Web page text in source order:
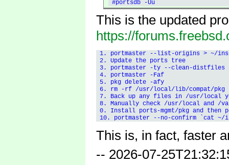
This is the updated
https://
1. portmaster --list-origins > ~/
2. Update the ports tree
3. portmaster -ty --clean-distfiles
4. portmaster -Faf
5. pkg delete -afy
6. rm -rf /usr/local/lib/compat/pkg
7. Back up any files in /usr/local
8. Manually check /usr/local and /
0. Install ports-mgmt/pkg and then
This is, in fact, faster
-- 2026-07-